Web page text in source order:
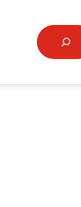
Search